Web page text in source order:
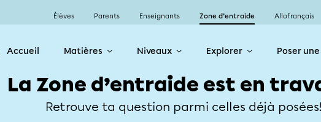
Élèves Parents Enseignants Zone d’entraide Allofrançais
Accueil Matières Niveaux Explorer Poser
La Zone d’entraide est en
Retrouve ta question parmi celles déjà posées!